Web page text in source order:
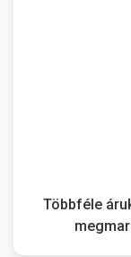
Többféle